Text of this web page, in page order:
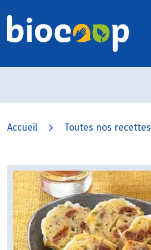
Accueil Toutes nos recettes